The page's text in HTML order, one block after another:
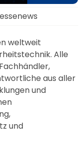
weltweit
Alle
aus aller
und
und